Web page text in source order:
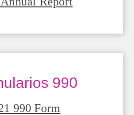
990
990 Form